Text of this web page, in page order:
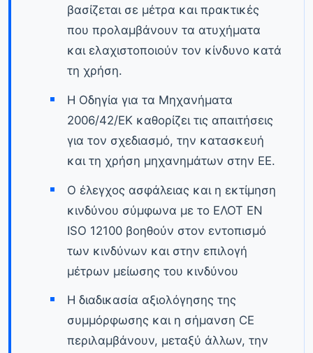
βασίζεται σε μέτρα και πρακτικές
που προλαμβάνουν τα ατυχήματα
και ελαχιστοποιούν τον κίνδυνο κατά
τη χρήση.
Η Οδηγία για τα Μηχανήματα
2006/42/ΕΚ καθορίζει τις απαιτήσεις
για τον σχεδιασμό, την κατασκευή
και τη χρήση μηχανημάτων στην ΕΕ.
Ο έλεγχος ασφάλειας και η εκτίμηση
κινδύνου σύμφωνα με το ΕΛΟΤ EN
ISO 12100 βοηθούν στον εντοπισμό
των κινδύνων και στην επιλογή
μέτρων μείωσης του κινδύνου
Η διαδικασία αξιολόγησης της
συμμόρφωσης και η σήμανση CE
περιλαμβάνουν, μεταξύ άλλων, την